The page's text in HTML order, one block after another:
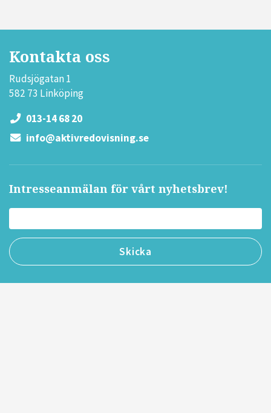
Kontakta oss
Rudsjögatan 1
582 73 Linköping
013-14 68 20
info@aktivredovisning.se
Intresseanmälan för vårt nyhetsbrev!